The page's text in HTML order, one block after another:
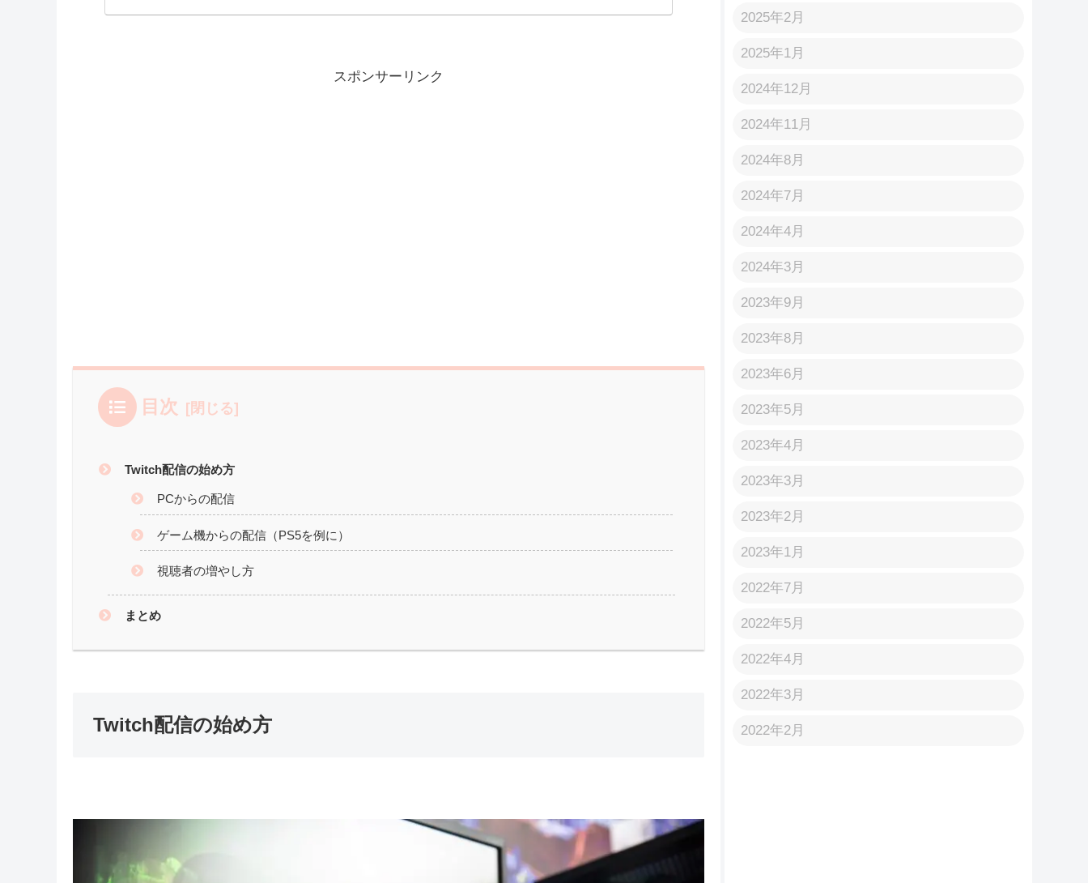
スポンサーリンク
目次
Twitch配信の始め方
PCからの配信
ゲーム機からの配信（PS5を例に）
視聴者の増やし方
まとめ
Twitch配信の始め方
2025年2月
2025年1月
2024年12月
2024年11月
2024年8月
2024年7月
2024年4月
2024年3月
2023年9月
2023年8月
2023年6月
2023年5月
2023年4月
2023年3月
2023年2月
2023年1月
2022年7月
2022年5月
2022年4月
2022年3月
2022年2月